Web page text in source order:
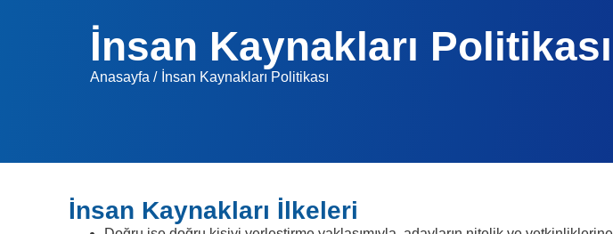
İnsan Kaynakları Politikası
Anasayfa / İnsan Kaynakları Politikası
İnsan Kaynakları İlkeleri